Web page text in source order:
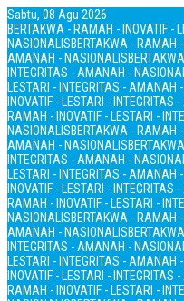
Sabtu, 08 Agu 2026
BERTAKWA - RAMAH - INOVATIF -
NASIONALISBERTAKWA - RAMAH
AMANAH - NASIONALIS
INTEGRITAS - AMANAH -
LESTARI - INTEGRITAS - AMANAH
INOVATIF - LESTARI -
RAMAH - INOVATIF - LESTARI -
NASIONALISBERTAKWA - RAMAH
AMANAH - NASIONALIS
INTEGRITAS - AMANAH -
LESTARI - INTEGRITAS - AMANAH
INOVATIF - LESTARI -
RAMAH - INOVATIF - LESTARI -
NASIONALISBERTAKWA - RAMAH
AMANAH - NASIONALIS
INTEGRITAS - AMANAH -
LESTARI - INTEGRITAS - AMANAH
INOVATIF - LESTARI -
RAMAH - INOVATIF - LESTARI -